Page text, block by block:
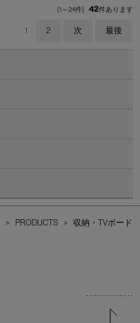
[1～24件] 42件あります
1 2 次 最後
> PRODUCTS > 収納・TVボード